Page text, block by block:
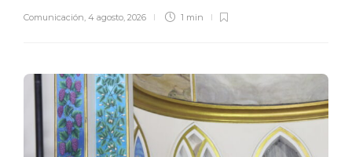
Comunicación 4 agosto, 2026 1 min